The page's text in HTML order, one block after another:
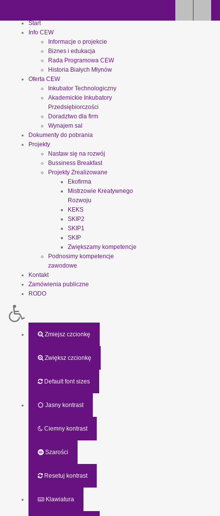
Start
Info CEW
Informacje o projekcie
Biznes i edukacja
Rada Programowa CEW
Historia Białych Młynów
Oferta CEW
Inkubator Technologiczny
Akademickie Inkubatory
Przedsiębiorczości
Doradztwo dla firm
Wynajem sal
Dokumenty do pobrania
Projekty
Nastaw się na rozwój
Bussiness Breakfast
Projekty Zrealizowane
Ekofirma
Mistrzowie Kreatywnego
Rozwoju
KEKS
SKIP2
SKIP1
SKIP
Zwiększamy kompetencje
Podnosimy kompetencje
zawodowe
Kontakt
Zamówienia publiczne
RODO
Zmiejsz czcionkę
Zwiększ czcionkę
Default font sizes
Jasny kontrast
Ciemny kontrast
Szarości
Resetuj kontrast
Klawiatura